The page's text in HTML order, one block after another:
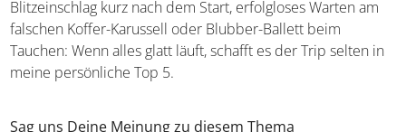
dann teilweise bereits im Flieger pures Chaos aus. Ob
Blitzeinschlag kurz nach dem Start, erfolgloses Warten am
falschen Koffer-Karussell oder Blubber-Ballett beim